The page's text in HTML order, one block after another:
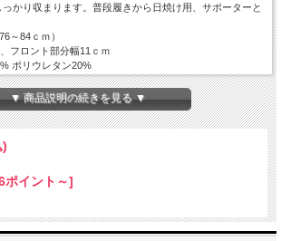
かり収まります。普段履きから日焼け用、サポーターと
～84ｃｍ）
フロント部分幅11ｃｍ
ポリウレタン20%
：普通
▼ 商品説明の続きを見る ▼
)
イント～]